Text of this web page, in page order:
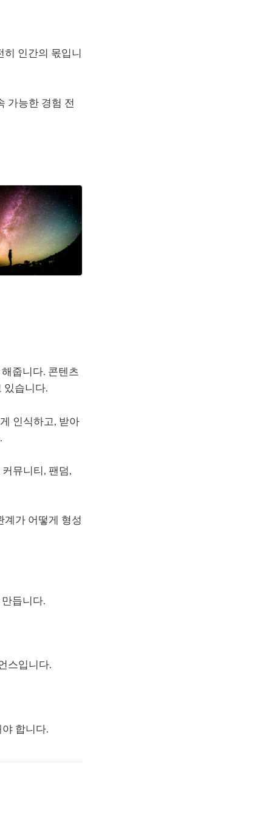
히 인간의 몫입니
가능한 경험 전
줍니다. 콘텐츠
있습니다.
인식하고, 받아
뮤니티, 팬덤,
계가 어떻게 형성
듭니다.
스입니다.
합니다.